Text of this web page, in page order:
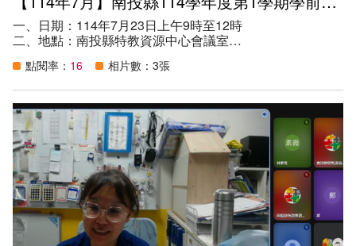
一、日期：114年7月23日上午9時至12時
二、地點：南投縣特教資源中心會議室
四、參加資格：
（一）各校／園所特教業務承辦人。
（二）學前特教相關人員。
（三）家長。
五、目的：
（一）協助學校順利辦理身心障礙學生鑑定安置工作，以利
提供學生相關特教服務。
（二）提昇特教專業知能，增加教師收集疑似生資料，轉介
鑑定準確率。
（三）讓學校承辦人能進一步瞭解特教業務，協助各校能順
利辦理特教相關工作。
六、參與人數：200人
點閱率： 16 相片數：3張